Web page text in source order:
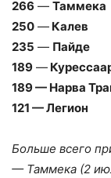
266 — Таммека
250 — Калев
235 — Пайде
189 —
189 — Нарва
121 — Легион
Больше всего
— Таммека (2